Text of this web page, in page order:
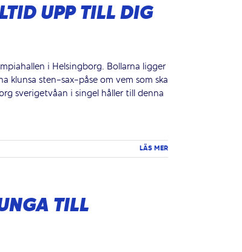
UPP TILL DIG
i Helsingborg. Bollarna ligger
klunsa sten-sax-påse om vem som ska
sverigetvåan i singel håller till denna
LÄS MER
TILL